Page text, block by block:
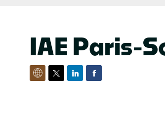
IAE Paris-